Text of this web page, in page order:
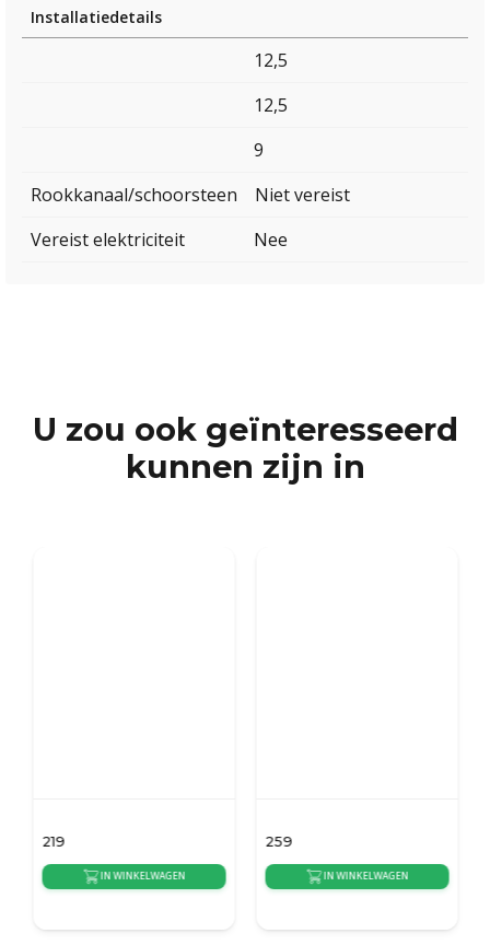
Installatiedetails
12,5
12,5
9
Rookkanaal/schoorsteen
Niet vereist
Vereist elektriciteit
Nee
U zou ook geïnteresseerd
kunnen zijn in
219
IN WINKELWAGEN
{auto_delivery_time}
259
IN WINKELWAGEN
{auto_delivery_time}